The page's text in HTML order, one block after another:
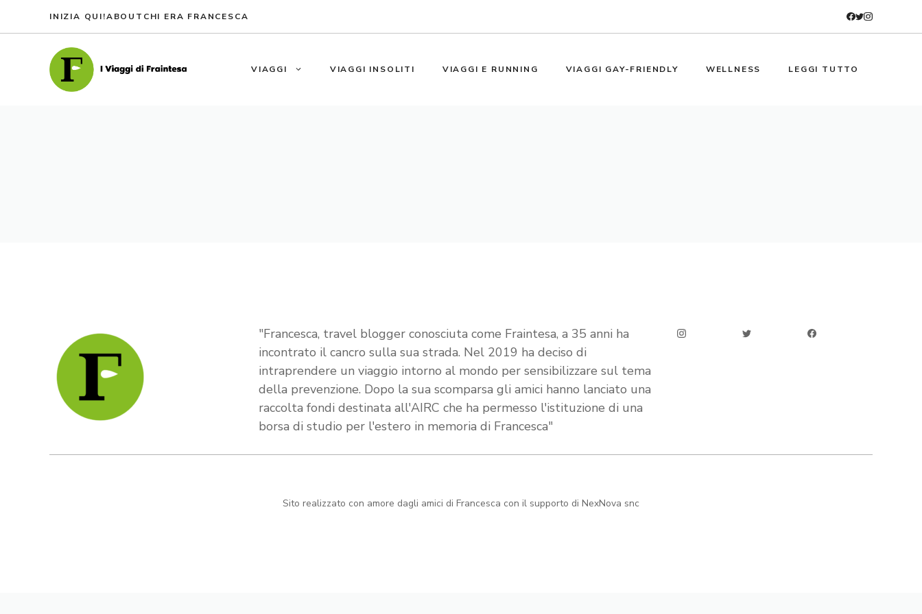
INIZIA QUI!ABOUT CHI ERA FRANCESCA
VIAGGI VIAGGI INSOLITI VIAGGI E RUNNING VIAGGI GAY-FRIENDLY WELLNESS LEGGI TUTTO
"Francesca, travel blogger conosciuta come Fraintesa, a 35 anni ha
incontrato il cancro sulla sua strada. Nel 2019 ha deciso di
intraprendere un viaggio intorno al mondo per sensibilizzare sul tema
della prevenzione. Dopo la sua scomparsa gli amici hanno lanciato una
raccolta fondi destinata all'AIRC che ha permesso l'istituzione di una
borsa di studio per l'estero in memoria di Francesca"
Sito realizzato con amore dagli amici di Francesca con il supporto di NexNova snc